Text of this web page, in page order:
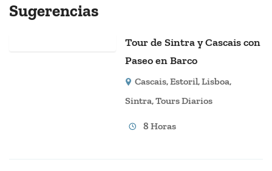
Sugerencias
Tour de Sintra y Cascais con
Paseo en Barco
Cascais,Estoril,Lisboa,
Sintra,Tours Diarios
8 Horas